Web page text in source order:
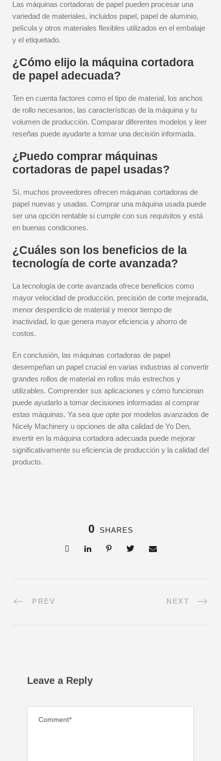
Las máquinas cortadoras de papel pueden procesar una
variedad de materiales, incluidos papel, papel de aluminio,
película y otros materiales flexibles utilizados en el embalaje
y el etiquetado.
¿Cómo elijo la máquina cortadora
de papel adecuada?
Ten en cuenta factores como el tipo de material, los anchos
de rollo necesarios, las características de la máquina y tu
volumen de producción. Comparar diferentes modelos y leer
reseñas puede ayudarte a tomar una decisión informada.
¿Puedo comprar máquinas
cortadoras de papel usadas?
Sí, muchos proveedores ofrecen máquinas cortadoras de
papel nuevas y usadas. Comprar una máquina usada puede
ser una opción rentable si cumple con sus requisitos y está
en buenas condiciones.
¿Cuáles son los beneficios de la
tecnología de corte avanzada?
La tecnología de corte avanzada ofrece beneficios como
mayor velocidad de producción, precisión de corte mejorada,
menor desperdicio de material y menor tiempo de
inactividad, lo que genera mayor eficiencia y ahorro de
costos.
En conclusión, las máquinas cortadoras de papel
desempeñan un papel crucial en varias industrias al convertir
grandes rollos de material en rollos más estrechos y
utilizables. Comprender sus aplicaciones y cómo funcionan
puede ayudarlo a tomar decisiones informadas al comprar
estas máquinas. Ya sea que opte por modelos avanzados de
Nicely Machinery u opciones de alta calidad de Yo Den,
invertir en la máquina cortadora adecuada puede mejorar
significativamente su eficiencia de producción y la calidad del
producto.
0 SHARES
PREV NEXT
Leave a Reply